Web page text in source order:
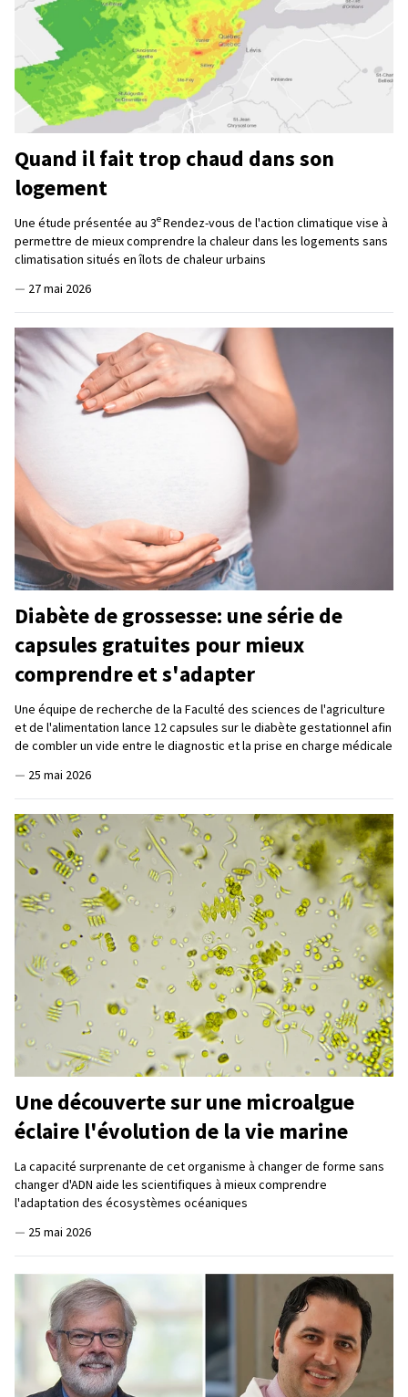
Quand il fait trop chaud dans son
logement
Une étude présentée au 3eRendez-vous de l'action climatique vise à
permettre de mieux comprendre la chaleur dans les logements sans
climatisation situés en îlots de chaleur urbains
— 27 mai 2026
Diabète de grossesse: une série de
capsules gratuites pour mieux
comprendre et s'adapter
Une équipe de recherche de la Faculté des sciences de l'agriculture
et de l'alimentation lance 12 capsules sur le diabète gestationnel afin
de combler un vide entre le diagnostic et la prise en charge médicale
— 25 mai 2026
Une découverte sur une microalgue
éclaire l'évolution de la vie marine
La capacité surprenante de cet organisme à changer de forme sans
changer d'ADN aide les scientifiques à mieux comprendre
l'adaptation des écosystèmes océaniques
— 25 mai 2026